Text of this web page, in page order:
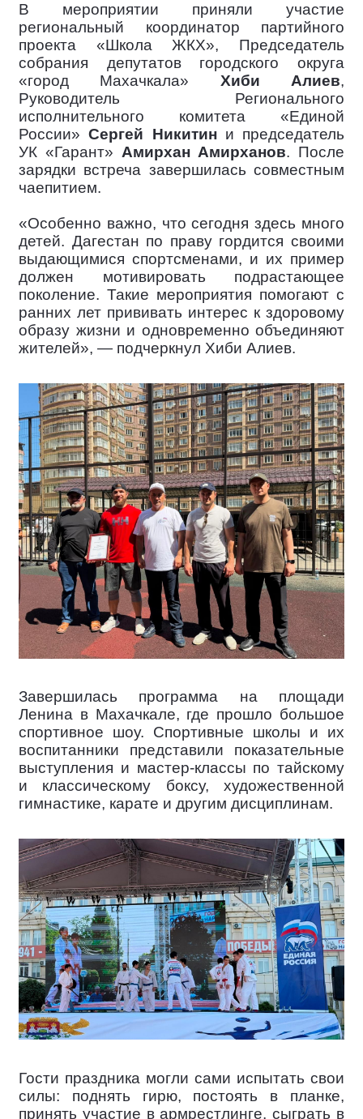
В мероприятии приняли участие
региональный координатор партийного
проекта «Школа ЖКХ», Председатель
собрания депутатов городского округа
«город Махачкала» Хиби Алиев,
Руководитель Регионального
исполнительного комитета «Единой
России»Сергей Никитини председатель
УК «Гарант» Амирхан Амирханов. После
зарядки встреча завершилась совместным
чаепитием.
«Особенно важно, что сегодня здесь много
детей. Дагестан по праву гордится своими
выдающимися спортсменами, и их пример
должен мотивировать подрастающее
поколение. Такие мероприятия помогают с
ранних лет прививать интерес к здоровому
образу жизни и одновременно объединяют
жителей», — подчеркнул Хиби Алиев.
Завершилась программа на площади
Ленина в Махачкале, где прошло большое
спортивное шоу. Спортивные школы и их
воспитанники представили показательные
выступления и мастер-классы по тайскому
и классическому боксу, художественной
гимнастике, карате и другим дисциплинам.
Гости праздника могли сами испытать свои
силы: поднять гирю, постоять в планке,
принять участие в армрестлинге, сыграть в